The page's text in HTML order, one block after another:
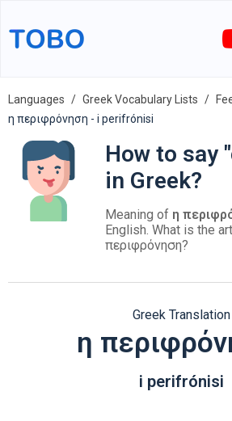
Languages Greek Vocabulary Lists
η περιφρόνηση - i perifrónisi
How to say
in Greek?
Meaning of η
English. What is the
περιφρόνηση?
Greek Translation
η
i perifrónisi